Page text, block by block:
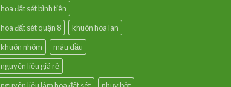
hoa đất sét bình tiên
hoa đất sét quận 8
khuôn hoa lan
khuôn nhôm
màu dầu
nguyên liệu giá rẻ
nguyên liệu làm hoa đất sét
nhụy bột